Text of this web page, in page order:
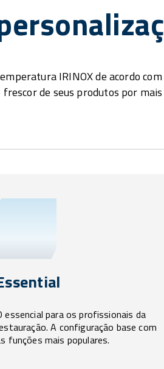
IRINOX de acordo
de seus produtos por
essencial para os profissionais da
A configuração base com
funções mais populares.